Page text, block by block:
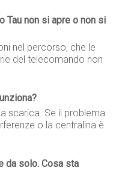
Tau non si apre o non si
nel percorso, che le
del telecomando non
scarica. Se il problema
o la centralina è
da solo. Cosa sta